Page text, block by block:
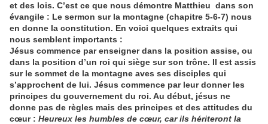
et des lois. C’est ce que nous démontre Matthieu dans son
évangile : Le sermon sur la montagne (chapitre 5-6-7) nous
en donne la constitution. En voici quelques extraits qui
nous semblent importants :
Jésus commence par enseigner dans la position assise, ou
dans la position d’un roi qui siège sur son trône. Il est assis
sur le sommet de la montagne aves ses disciples qui
s’approchent de lui. Jésus commence par leur donner les
principes du gouvernement du roi. Au début, jésus ne
donne pas de règles mais des principes et des attitudes du
cœur : Heureux les humbles de cœur, car ils hériteront la